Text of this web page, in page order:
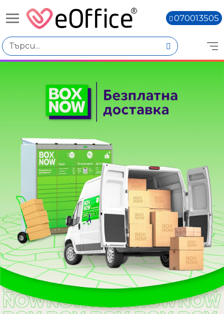
070013505